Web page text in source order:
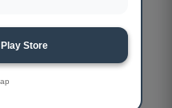
Store